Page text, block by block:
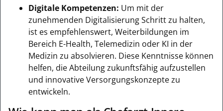
Digitale Kompetenzen: Um mit der
zunehmenden Digitalisierung Schritt zu halten,
ist es empfehlenswert, Weiterbildungen im
Bereich E-Health, Telemedizin oder KI in der
Medizin zu absolvieren. Diese Kenntnisse können
helfen, die Abteilung zukunftsfähig aufzustellen
und innovative Versorgungskonzepte zu
entwickeln.